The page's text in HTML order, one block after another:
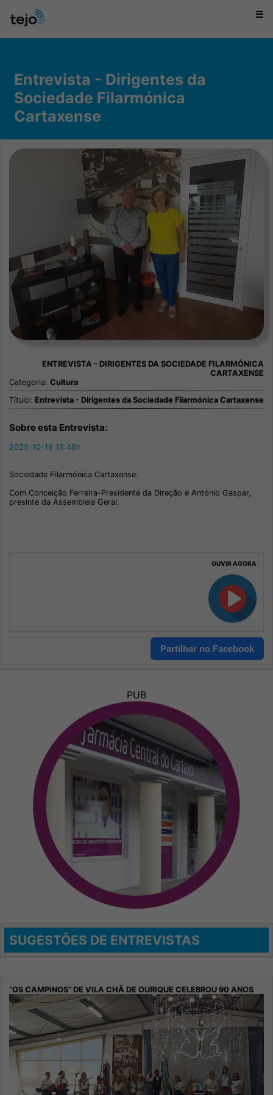
☰
Entrevista - Dirigentes da
Sociedade Filarmónica
Cartaxense
Categoria: Cultura
Título: Entrevista - Dirigentes da Sociedade Filarmónica Cartaxense
Sobre esta Entrevista:
2025-10-18 19:48h
Sociedade Filarmónica Cartaxense.
Com Conceição Ferreira-Presidente da Direção e António Gaspar,
presinte da Assembleia Geral.
OUVIR AGORA
Partilhar no Facebook
PUB
SUGESTÕES DE ENTREVISTAS